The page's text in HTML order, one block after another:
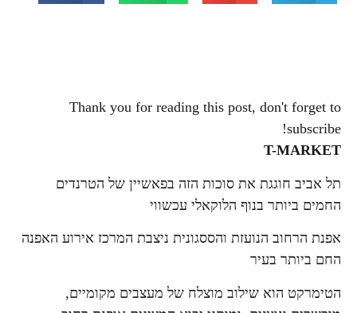
Thank you for reading this post, don't forget to
subscribe!
T-MARKET
תל אביב חוגגת את סוכות הזה בפאשיין של הטרנדים
החמים ביותר בנוף הלוקאלי עכשווי
אפנת הרחוב הנועזת והססגונית ניצבת המרכז אירוע האפנה
החם ביותר בעיר
הטימרקט הוא שילוב מוצלח של מעצבים מקומיים,